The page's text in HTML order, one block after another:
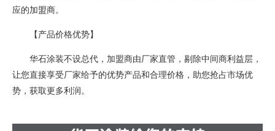
应的加盟商。
【产品价格优势】
华石涂装不设总代，加盟商由厂家直管，剔除中间商利益层，
让您直接享受厂家给予的优势产品和合理价格，助您抢占市场优
势，获取更多利润。